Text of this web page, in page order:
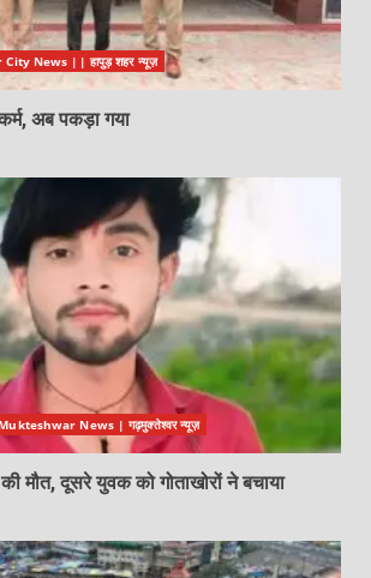
City News || हापुड़ शहर न्यूज़
अब पकड़ा गया
News | गढ़मुक्तेश्वर न्यूज़
मौत, दूसरे युवक को गोताखोरों ने बचाया